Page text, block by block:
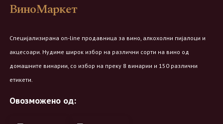
ВиноМаркет
Специјализирана on-line продавница за вино, алкохолни пијалоци и
акцесоари. Нудиме широк избор на различни сорти на вино од
домашните винарии, со избор на преку 8 винарии и 150 различни
етикети.
Овозможено од: